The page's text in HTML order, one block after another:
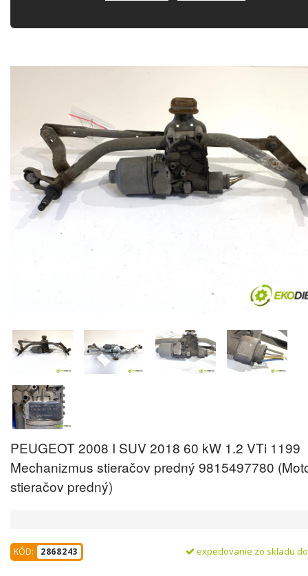
PEUGEOT 2008 I SUV 2018 60 kW 1.2 VTi 1199
Mechanizmus stieračov predný 9815497780
stieračov predný)
KÓD: 2868243 expedovanie zo skladu